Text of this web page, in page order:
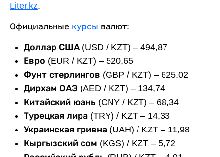
Liter.kz.
Официальные курсы валют:
Доллар США (USD / KZT) – 494,87
Евро (EUR / KZT) – 520,65
Фунт стерлингов (GBP / KZT) – 625,02
Дирхам ОАЭ (AED / KZT) – 134,74
Китайский юань (CNY / KZT) – 68,34
Турецкая лира (TRY) / KZT – 14,33
Украинская гривна (UAH) / KZT – 11,98
Кыргызский сом (KGS) / KZT – 5,72